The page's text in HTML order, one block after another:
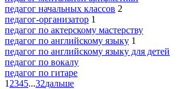
педагог начальных классов 2
педагог-организатор 1
педагог по актерскому мастерству
педагог по английскому языку 1
педагог по английскому языку для детей
педагог по вокалу
педагог по гитаре
1 2345...32дальше